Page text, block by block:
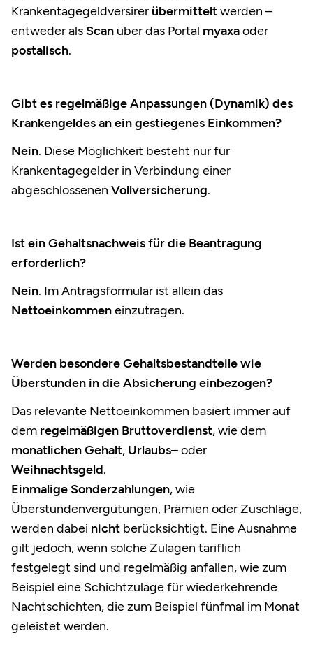
Krankentagegeldversirer übermitteltwerden –
entweder als Scan über das Portal myaxaoder
postalisch.
Gibt es regelmäßige Anpassungen (Dynamik) des
Krankengeldes an ein gestiegenes Einkommen?
Nein. Diese Möglichkeit besteht nur für
Krankentagegelder in Verbindung einer
abgeschlossenen Vollversicherung.
Ist ein Gehaltsnachweis für die Beantragung
erforderlich?
Nein. Im Antragsformular ist allein das
Nettoeinkommeneinzutragen.
Werden besondere Gehaltsbestandteile wie
Überstunden in die Absicherung einbezogen?
Das relevante Nettoeinkommen basiert immer auf
dem regelmäßigen Bruttoverdienst, wie dem
monatlichen Gehalt, Urlaubs– oder
Weihnachtsgeld.
Einmalige Sonderzahlungen, wie
Überstundenvergütungen, Prämien oder Zuschläge,
werden dabei nicht berücksichtigt. Eine Ausnahme
gilt jedoch, wenn solche Zulagen tariflich
festgelegt sind und regelmäßig anfallen, wie zum
Beispiel eine Schichtzulage für wiederkehrende
Nachtschichten, die zum Beispiel fünfmal im Monat
geleistet werden.